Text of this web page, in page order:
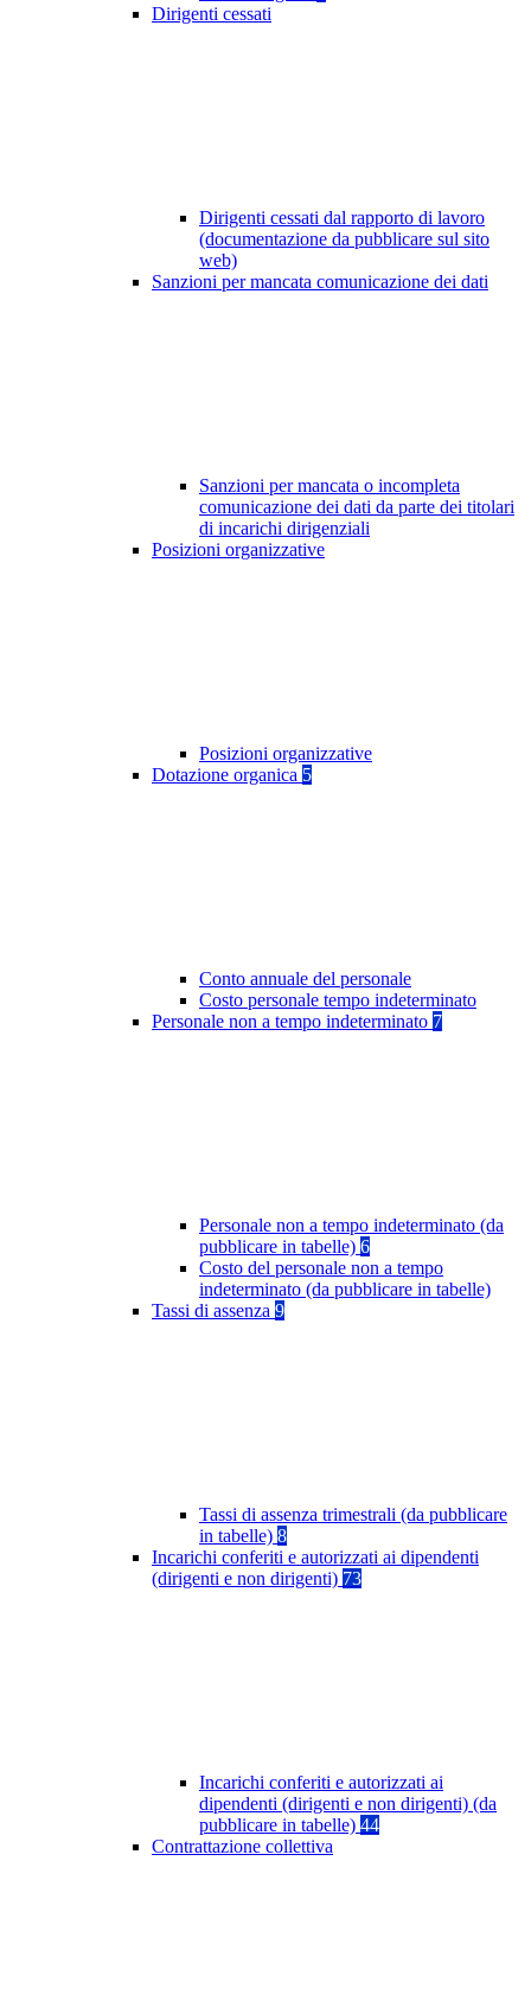
Dirigenti cessati
Dirigenti cessati dal rapporto di lavoro
(documentazione da pubblicare sul sito
web)
Sanzioni per mancata comunicazione dei dati
Sanzioni per mancata o incompleta
comunicazione dei dati da parte dei titolari
di incarichi dirigenziali
Posizioni organizzative
Posizioni organizzative
Dotazione organica 5
Conto annuale del personale
Costo personale tempo indeterminato
Personale non a tempo indeterminato 7
Personale non a tempo indeterminato (da
pubblicare in tabelle) 6
Costo del personale non a tempo
indeterminato (da pubblicare in tabelle)
Tassi di assenza 9
Tassi di assenza trimestrali (da pubblicare
in tabelle) 8
Incarichi conferiti e autorizzati ai dipendenti
(dirigenti e non dirigenti) 73
Incarichi conferiti e autorizzati ai
dipendenti (dirigenti e non dirigenti) (da
pubblicare in tabelle) 44
Contrattazione collettiva